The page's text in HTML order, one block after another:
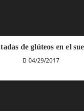
de glúteos en el
04/29/2017